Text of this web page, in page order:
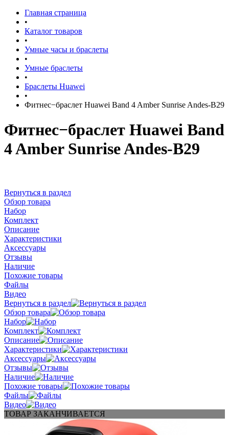
Главная страница
•
Каталог товаров
•
Умные часы и браслеты
•
Умные браслеты
•
Браслеты Huawei
•
Фитнес−браслет Huawei Band 4 Amber Sunrise Andes-B29
Фитнес−браслет Huawei Band
4 Amber Sunrise Andes-B29
Вернуться в раздел
Обзор товара
Набор
Комплект
Описание
Характеристики
Аксессуары
Отзывы
Наличие
Похожие товары
Файлы
Видео
Вернуться в раздел
Обзор товара
Набор
Комплект
Описание
Характеристики
Аксессуары
Отзывы
Наличие
Похожие товары
Файлы
Видео
ТОВАР ЗАКАНЧИВАЕТСЯ